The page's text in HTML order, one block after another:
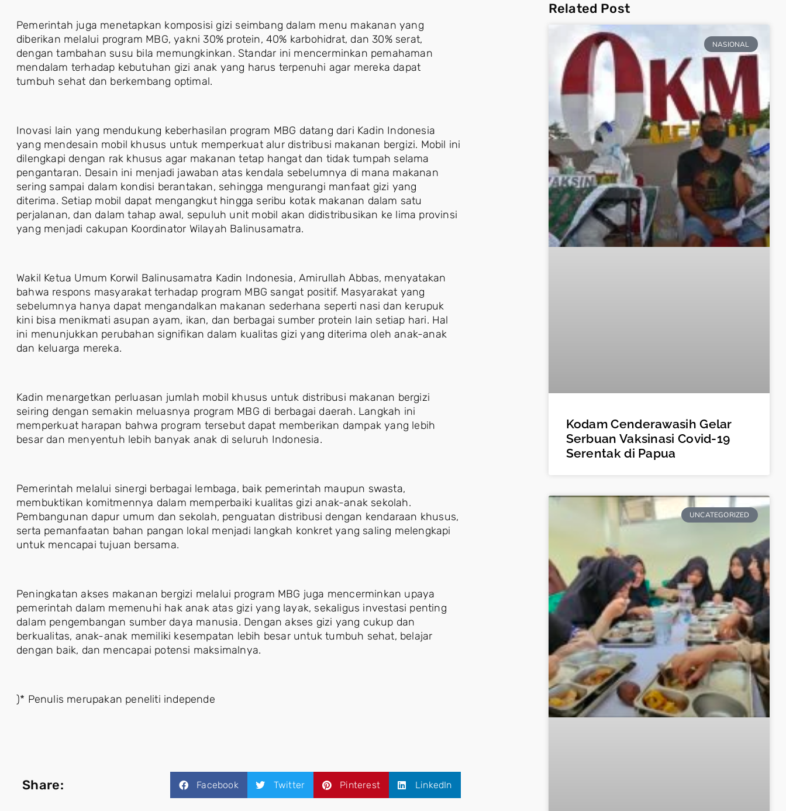
Pemerintah juga menetapkan komposisi gizi seimbang dalam menu makanan yang
diberikan melalui program MBG, yakni 30% protein, 40% karbohidrat, dan 30% serat,
dengan tambahan susu bila memungkinkan. Standar ini mencerminkan pemahaman
mendalam terhadap kebutuhan gizi anak yang harus terpenuhi agar mereka dapat
tumbuh sehat dan berkembang optimal.
Inovasi lain yang mendukung keberhasilan program MBG datang dari Kadin Indonesia
yang mendesain mobil khusus untuk memperkuat alur distribusi makanan bergizi. Mobil ini
dilengkapi dengan rak khusus agar makanan tetap hangat dan tidak tumpah selama
pengantaran. Desain ini menjadi jawaban atas kendala sebelumnya di mana makanan
sering sampai dalam kondisi berantakan, sehingga mengurangi manfaat gizi yang
diterima. Setiap mobil dapat mengangkut hingga seribu kotak makanan dalam satu
perjalanan, dan dalam tahap awal, sepuluh unit mobil akan didistribusikan ke lima provinsi
yang menjadi cakupan Koordinator Wilayah Balinusamatra.
Wakil Ketua Umum Korwil Balinusamatra Kadin Indonesia, Amirullah Abbas, menyatakan
bahwa respons masyarakat terhadap program MBG sangat positif. Masyarakat yang
sebelumnya hanya dapat mengandalkan makanan sederhana seperti nasi dan kerupuk
kini bisa menikmati asupan ayam, ikan, dan berbagai sumber protein lain setiap hari. Hal
ini menunjukkan perubahan signifikan dalam kualitas gizi yang diterima oleh anak-anak
dan keluarga mereka.
Kadin menargetkan perluasan jumlah mobil khusus untuk distribusi makanan bergizi
seiring dengan semakin meluasnya program MBG di berbagai daerah. Langkah ini
memperkuat harapan bahwa program tersebut dapat memberikan dampak yang lebih
besar dan menyentuh lebih banyak anak di seluruh Indonesia.
Pemerintah melalui sinergi berbagai lembaga, baik pemerintah maupun swasta,
membuktikan komitmennya dalam memperbaiki kualitas gizi anak-anak sekolah.
Pembangunan dapur umum dan sekolah, penguatan distribusi dengan kendaraan khusus,
serta pemanfaatan bahan pangan lokal menjadi langkah konkret yang saling melengkapi
untuk mencapai tujuan bersama.
Peningkatan akses makanan bergizi melalui program MBG juga mencerminkan upaya
pemerintah dalam memenuhi hak anak atas gizi yang layak, sekaligus investasi penting
dalam pengembangan sumber daya manusia. Dengan akses gizi yang cukup dan
berkualitas, anak-anak memiliki kesempatan lebih besar untuk tumbuh sehat, belajar
dengan baik, dan mencapai potensi maksimalnya.
)* Penulis merupakan peneliti independe
Share: Facebook Twitter Pinterest LinkedIn
Related Post
NASIONAL
Kodam Cenderawasih Gelar
Serbuan Vaksinasi Covid-19
Serentak di Papua
UNCATEGORIZED